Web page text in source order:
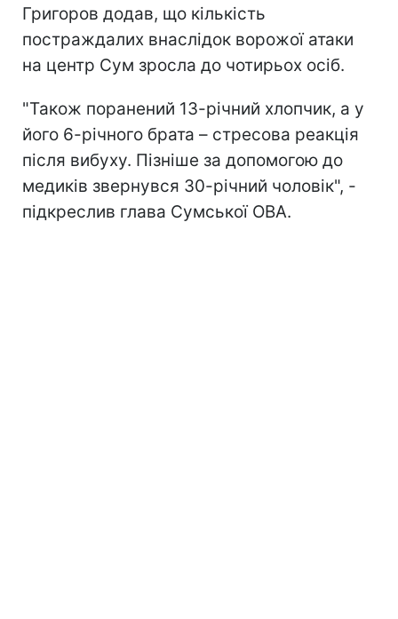
Григоров додав, що кількість
постраждалих внаслідок ворожої атаки
на центр Сум зросла до чотирьох осіб.
"Також поранений 13-річний хлопчик, а у
його 6-річного брата – стресова реакція
після вибуху. Пізніше за допомогою до
медиків звернувся 30-річний чоловік", -
підкреслив глава Сумської ОВА.